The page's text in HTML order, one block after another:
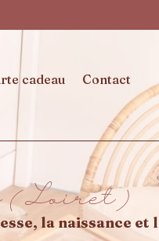
cadeau Contact
(Loiret)
la naissance et